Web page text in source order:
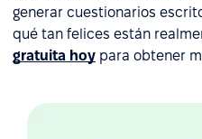
generar cuestionarios
qué tan felices están
gratuita hoy para obtener